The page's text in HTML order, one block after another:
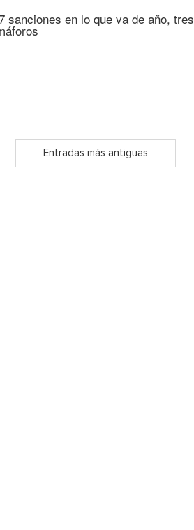
sanciones en lo que va de año, tres
Entradas más antiguas